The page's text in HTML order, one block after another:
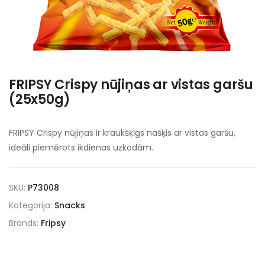
FRIPSY Crispy nūjiņas ar vistas garšu
(25x50g)
FRIPSY Crispy nūjiņas ir kraukšķīgs našķis ar vistas garšu,
ideāli piemērots ikdienas uzkodām.
SKU: P73008
Kategorija: Snacks
Brands: Fripsy